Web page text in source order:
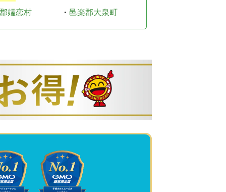
嬬恋村
・ 邑楽郡大泉町